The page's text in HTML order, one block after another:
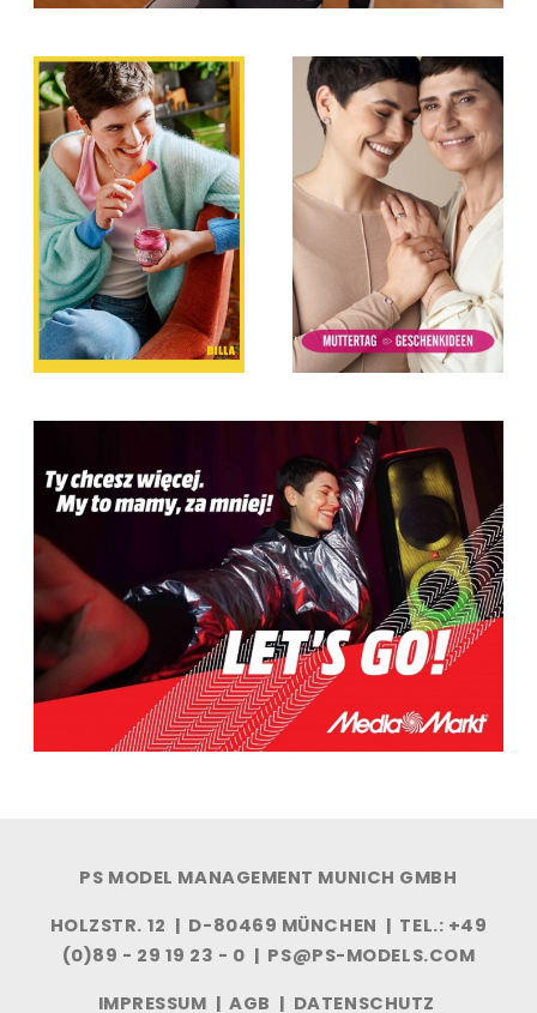
PS MODEL MANAGEMENT MUNICH GMBH
HOLZSTR. 12 | D-80469 MÜNCHEN | TEL.: +49
(0)89 - 29 19 23 - 0 | PS@PS-MODELS.COM
IMPRESSUM |AGB | DATENSCHUTZ